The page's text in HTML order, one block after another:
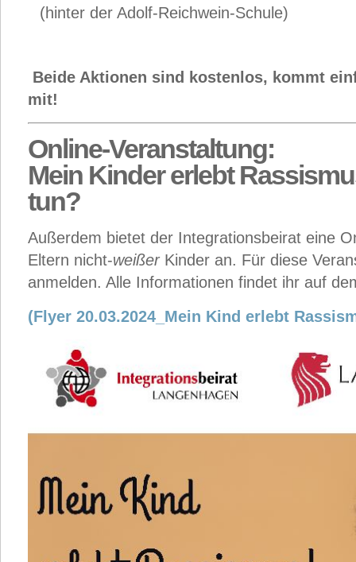
(hinter der Adolf-Reichwein-Schule)
Beide Aktionen sind kostenlos, kommt
mit!
Online-Veranstaltung:
Mein Kinder erlebt
tun?
Außerdem bietet der Integrationsbeirat eine
Eltern nicht-weißerKinder an. Für diese
anmelden. Alle Informationen findet ihr auf
(Flyer 20.03.2024_Mein Kind erlebt